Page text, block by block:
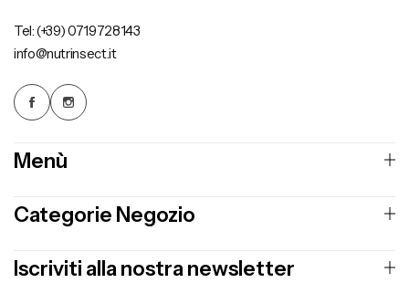
Tel: (+39) 0719728143
info@nutrinsect.it
Menù
Categorie Negozio
Iscriviti alla nostra newsletter